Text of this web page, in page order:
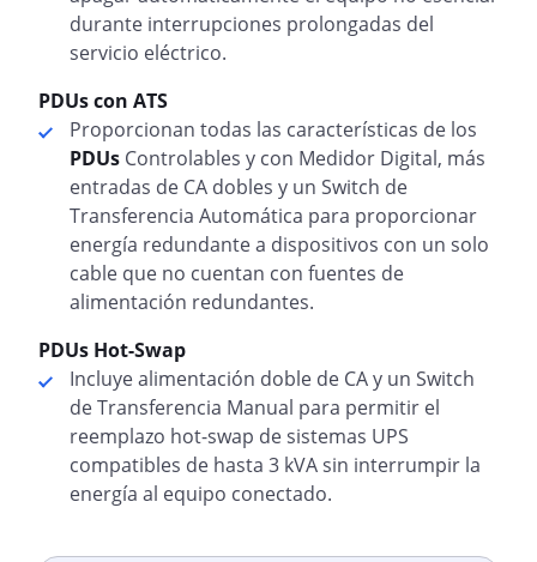
durante interrupciones prolongadas del
servicio eléctrico.
PDUs con ATS
Proporcionan todas las características de los
PDUsControlables y con Medidor Digital, más
entradas de CA dobles y un Switch de
Transferencia Automática para proporcionar
energía redundante a dispositivos con un solo
cable que no cuentan con fuentes de
alimentación redundantes.
PDUs Hot-Swap
Incluye alimentación doble de CA y un Switch
de Transferencia Manual para permitir el
reemplazo hot-swap de sistemas UPS
compatibles de hasta 3 kVA sin interrumpir la
energía al equipo conectado.